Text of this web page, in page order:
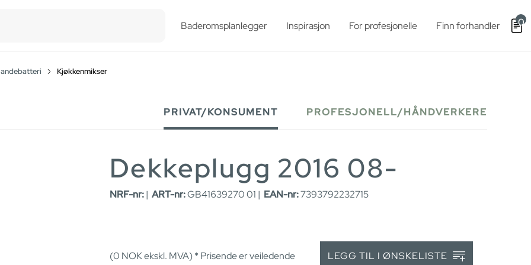
Baderomsplanlegger Inspirasjon For profesjonelle Finn forhandler 0
Kjøkkenmikser
PRIVAT/KONSUMENT PROFESJONELL/HÅNDVERKERE
Dekkeplugg 2016 08-
NRF-nr:| ART-nr:GB41639270 01 | EAN-nr:7393792232715
(0 NOKekskl. MVA) * Prisende er veiledende
LEGG TIL I ØNSKELISTE